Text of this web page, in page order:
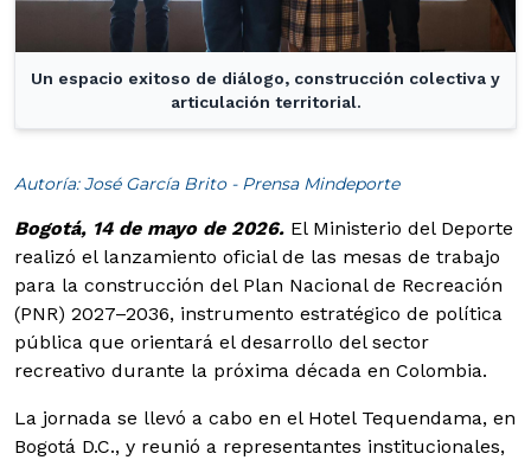
Un espacio exitoso de diálogo, construcción colectiva y
articulación territorial.
Autoría: José García Brito - Prensa Mindeporte
Bogotá, 14 de mayo de 2026. El Ministerio del Deporte
realizó el lanzamiento oficial de las mesas de trabajo
para la construcción del Plan Nacional de Recreación
(PNR) 2027–2036, instrumento estratégico de política
pública que orientará el desarrollo del sector
recreativo durante la próxima década en Colombia.
La jornada se llevó a cabo en el Hotel Tequendama, en
Bogotá D.C., y reunió a representantes institucionales,